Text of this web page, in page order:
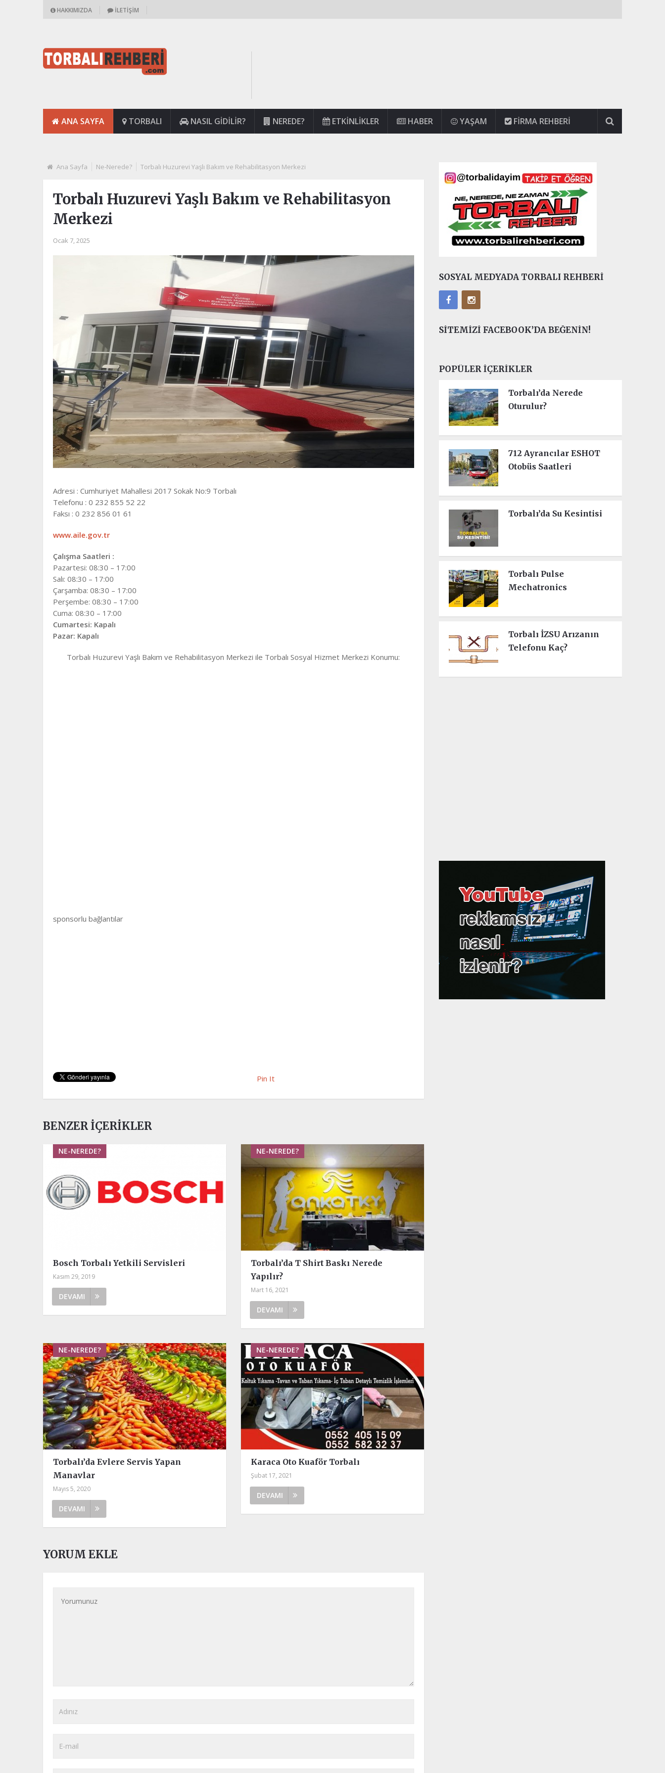
HAKKIMIZDA İLETIŞIM
ANA SAYFA TORBALI NASIL GIDILIR? NEREDE? ETKINLIKLER HABER YAŞAM FIRMA REHBERI
Ana Sayfa Ne-Nerede? Torbalı Huzurevi Yaşlı Bakım ve Rehabilitasyon Merkezi
Torbalı Huzurevi Yaşlı Bakım ve Rehabilitasyon
Merkezi
Ocak 7, 2025
Adresi : Cumhuriyet Mahallesi 2017 Sokak No:9 Torbalı
Telefonu : 0 232 855 52 22
Faksı : 0 232 856 01 61
www.aile.gov.tr
Çalışma Saatleri :
Pazartesi: 08:30 – 17:00
Salı: 08:30 – 17:00
Çarşamba: 08:30 – 17:00
Perşembe: 08:30 – 17:00
Cuma: 08:30 – 17:00
Cumartesi: Kapalı
Pazar: Kapalı
Torbalı Huzurevi Yaşlı Bakım ve Rehabilitasyon Merkezi ile Torbalı Sosyal Hizmet Merkezi Konumu:
sponsorlu bağlantılar
Pin It
BENZER İÇERIKLER
NE-NEREDE?
Bosch Torbalı Yetkili Servisleri
Kasım 29, 2019
DEVAMI
NE-NEREDE?
Torbalı’da T Shirt Baskı Nerede
Yapılır?
Mart 16, 2021
DEVAMI
NE-NEREDE?
Torbalı’da Evlere Servis Yapan
Manavlar
Mayıs 5, 2020
DEVAMI
NE-NEREDE?
Karaca Oto Kuaför Torbalı
Şubat 17, 2021
DEVAMI
YORUM EKLE
SOSYAL MEDYADA TORBALI REHBERI
SITEMIZI FACEBOOK’DA BEĞENIN!
POPÜLER İÇERIKLER
Torbalı’da Nerede
Oturulur?
712 Ayrancılar ESHOT
Otobüs Saatleri
Torbalı’da Su Kesintisi
Torbalı Pulse
Mechatronics
Torbalı İZSU Arızanın
Telefonu Kaç?